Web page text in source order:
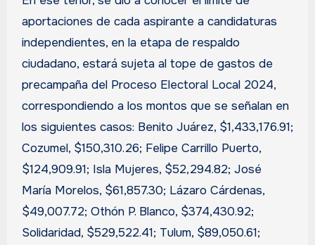
aportaciones de cada aspirante a candidaturas
independientes, en la etapa de respaldo
ciudadano, estará sujeta al tope de gastos de
precampaña del Proceso Electoral Local 2024,
correspondiendo a los montos que se señalan en
los siguientes casos: Benito Juárez, $1,433,176.91;
Cozumel, $150,310.26; Felipe Carrillo Puerto,
$124,909.91; Isla Mujeres, $52,294.82; José
María Morelos, $61,857.30; Lázaro Cárdenas,
$49,007.72; Othón P. Blanco, $374,430.92;
Solidaridad, $529,522.41; Tulum, $89,050.61;